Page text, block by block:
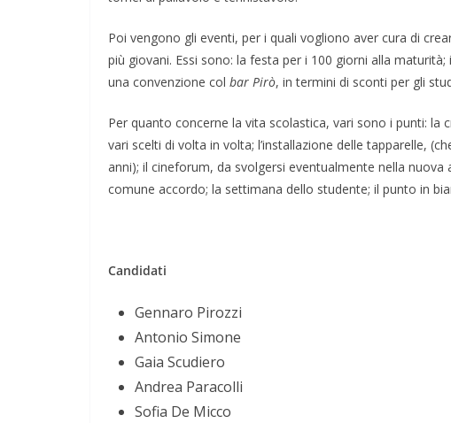
Poi vengono gli eventi, per i quali vogliono aver cura di
più giovani. Essi sono: la festa per i 100 giorni alla maturità;
una convenzione col bar Pirò, in termini di sconti per gli
Per quanto concerne la vita scolastica, vari sono i punti:
vari scelti di volta in volta; l’installazione delle tapparelle,
anni); il cineforum, da svolgersi eventualmente nella
comune accordo; la settimana dello studente; il punto in
Candidati
Gennaro Pirozzi
Antonio Simone
Gaia Scudiero
Andrea Paracolli
Sofia De Micco